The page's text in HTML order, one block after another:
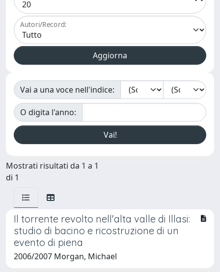
Autori/Record:
Vai a una voce nell'indice:
O digita l'anno:
Mostrati risultati da 1 a 1
di 1
Il torrente revolto nell'alta valle di Illasi:
studio di bacino e ricostruzione di un
evento di piena
2006/2007 Morgan, Michael